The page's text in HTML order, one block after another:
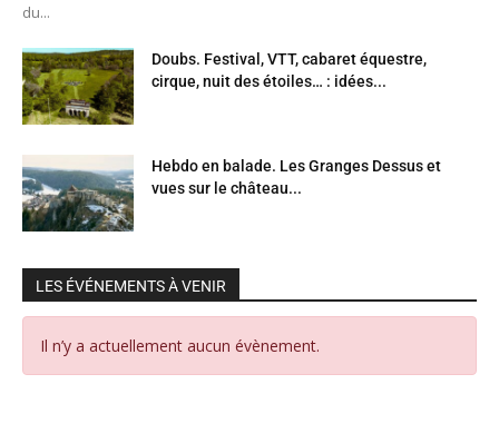
du...
Doubs. Festival, VTT, cabaret équestre,
cirque, nuit des étoiles… : idées...
Hebdo en balade. Les Granges Dessus et
vues sur le château...
LES ÉVÉNEMENTS À VENIR
Il n’y a actuellement aucun évènement.